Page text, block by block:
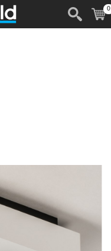
de
(
0